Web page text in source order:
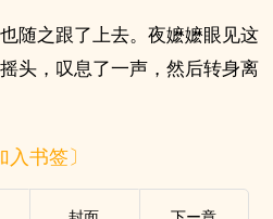
随之跟了上去。夜嬷嬷眼见这
头，叹息了一声，然后转身离
入书签〕